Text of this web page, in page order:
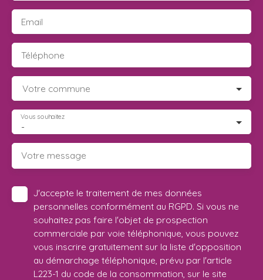
Email
Téléphone
Votre commune
-
Vous souhaitez
Votre message
J'accepte le traitement de mes données
personnelles conformément au RGPD. Si vous ne
souhaitez pas faire l'objet de prospection
commerciale par voie téléphonique, vous pouvez
vous inscrire gratuitement sur la liste d'opposition
au démarchage téléphonique, prévu par l'article
L223-1 du code de la consommation, sur le site